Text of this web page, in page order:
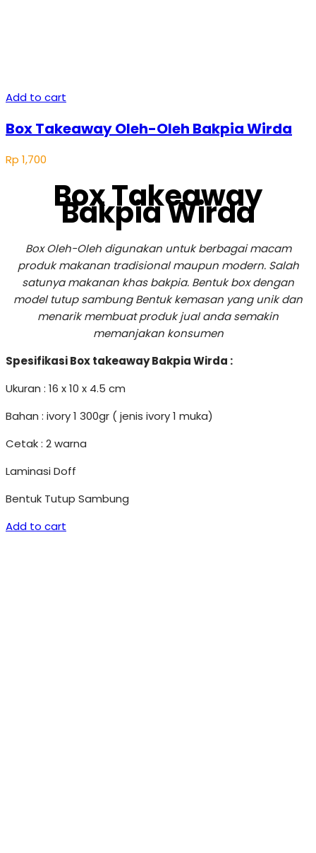
Add to cart
Box Takeaway Oleh-Oleh Bakpia Wirda
Rp 1,700
Box Takeaway
Bakpia Wirda
Box Oleh-Oleh digunakan untuk berbagai macam
produk makanan tradisional maupun modern. Salah
satunya makanan khas bakpia. Bentuk box dengan
model tutup sambung Bentuk kemasan yang unik dan
menarik membuat produk jual anda semakin
memanjakan konsumen
Spesifikasi Box takeaway Bakpia Wirda :
Ukuran : 16 x 10 x 4.5 cm
Bahan : ivory 1 300gr ( jenis ivory 1 muka)
Cetak : 2 warna
Laminasi Doff
Bentuk Tutup Sambung
Add to cart